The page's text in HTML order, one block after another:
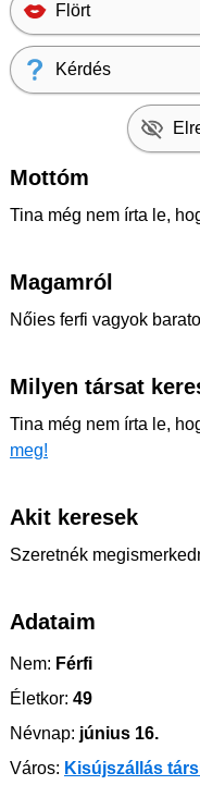
Flört
Kérdés
Mottóm
Tina még nem írta le,
Magamról
Nőies ferfi vagyok
Milyen társat
Tina még nem írta le,
meg!
Akit keresek
Szeretnék
Adataim
Nem: Férfi
Életkor: 49
Névnap: június 16.
Város: Kisújszállás